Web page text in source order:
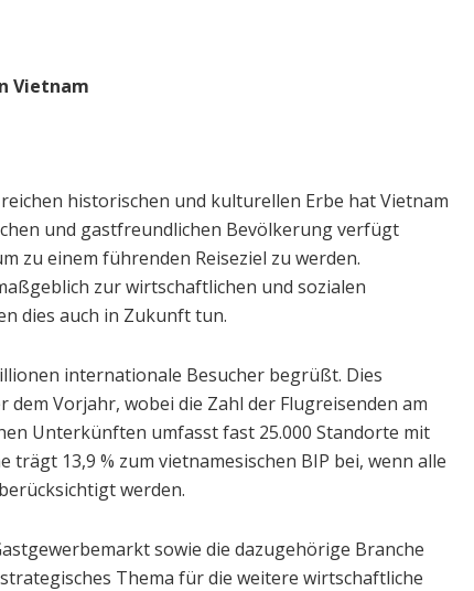
Vietnam
historischen und kulturellen Erbe hat Vietnam
und gastfreundlichen Bevölkerung verfügt
zu einem führenden Reiseziel zu werden.
zur wirtschaftlichen und sozialen
dies auch in Zukunft tun.
internationale Besucher begrüßt. Dies
Vorjahr, wobei die Zahl der Flugreisenden am
Unterkünften umfasst fast 25.000 Standorte mit
13,9 % zum vietnamesischen BIP bei, wenn alle
werden.
sowie die dazugehörige Branche
Thema für die weitere wirtschaftliche